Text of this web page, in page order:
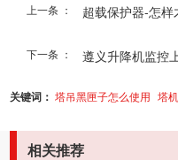
上一条 ： 超载保护器-怎样
下一条 ： 遵义升降机监控
关键词：塔吊黑匣子怎么使用 塔
相关推荐